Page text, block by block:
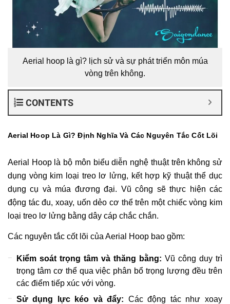
Aerial hoop là gì? lịch sử và sự phát triển môn múa
vòng trên không.
CONTENTS
Aerial Hoop Là Gì? Định Nghĩa Và Các Nguyên Tắc Cốt Lõi
Aerial Hoop là bộ môn biểu diễn nghệ thuật trên không sử
dụng vòng kim loại treo lơ lửng, kết hợp kỹ thuật thể dục
dụng cụ và múa đương đại. Vũ công sẽ thực hiện các
động tác đu, xoay, uốn dẻo cơ thể trên một chiếc vòng kim
loại treo lơ lửng bằng dây cáp chắc chắn.
Các nguyên tắc cốt lõi của Aerial Hoop bao gồm:
Kiểm soát trọng tâm và thăng bằng: Vũ công duy trì
trọng tâm cơ thể qua việc phân bổ trọng lượng đều trên
các điểm tiếp xúc với vòng.
Sử dụng lực kéo và đẩy: Các động tác như xoay